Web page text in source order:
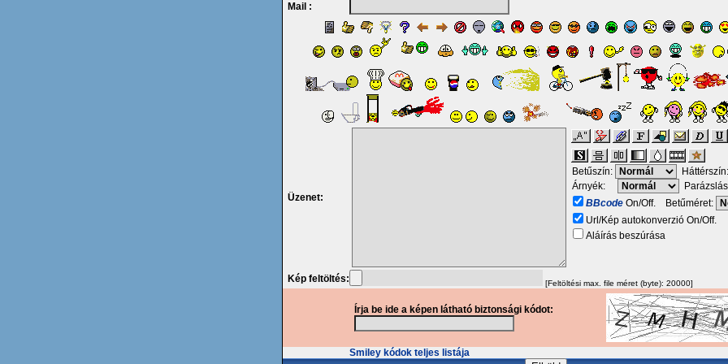
Mail :
Üzenet:
Betűszín:
Árnyék:
BBcodeOn/Off. Betűméret:
Url/Kép autokonverzió On/Off.
Aláírás beszúrása
Kép feltöltés: [Feltöltési max. file méret (byte): 20000]
Írja be ide a képen látható biztonsági kódot:
Smiley kódok teljes listája